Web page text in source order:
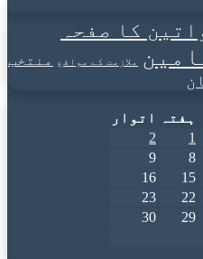
کا صفحہ
ملازمت کے مواقع
منتخب
ہفتہ
اتوار
1
2
8
9
15
16
22
23
29
30